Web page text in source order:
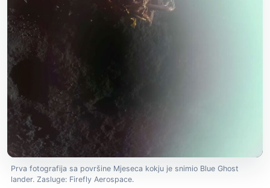
Prva fotografija sa površine Mjeseca kokju je snimio Blue Ghost
lander. Zasluge: Firefly Aerospace.